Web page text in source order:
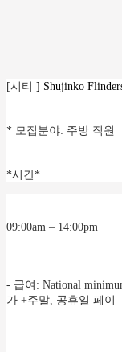
[시티 ] Shujinko
* 모집분야: 주방 직원
*시간*
09:00am – 14:00pm
- 급여: National
가 +주말, 공휴일 페이